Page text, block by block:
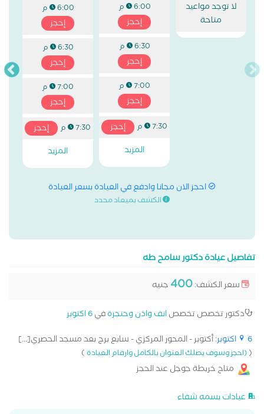
لا توجد مواعيد
متاحة
6:00 م
إحجز
6:30 م
إحجز
7:00 م
إحجز
7:30 م
إحجز
المزيد
6:00 م
إحجز
6:30 م
إحجز
7:00 م
إحجز
7:30 م
إحجز
المزيد
احجز الان مجانا وادفع في العيادة بسعر العيادة
الكشف بميعاد محدد
تفاصيل عيادة دكتور سامح طه
سعر الكشف:400 جنيه
دكتور تخصص تخصصانف واذن وحنجرةفي6 اكتوبر
6 اكتوبر
: أكتوبر - المحور المركزي - سابع برج بعد مسجد الحصري[...]
((احجز وسوف يصلك العنوان بالكامل وارقام العيادة)
متاح خريطة جوجل عند الحجز
عيادات بسمه شفاء